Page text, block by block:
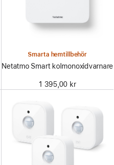
Smarta hemtillbehör
Netatmo Smart kolmonoxidvarnare
1 395,00 kr